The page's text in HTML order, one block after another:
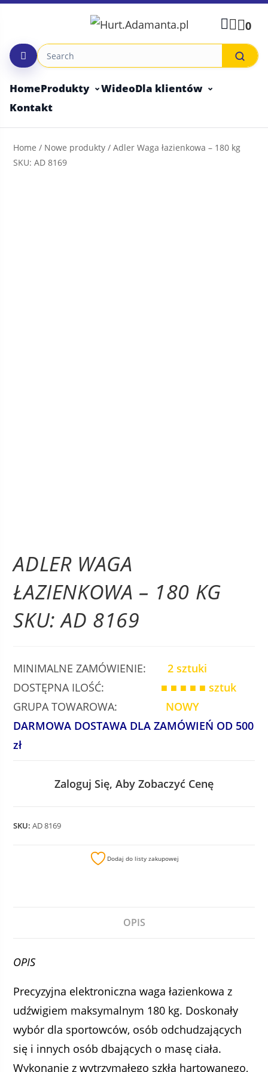
Skip
0
HomeProdukty WideoDla klientów
Kontakt
Home / Nowe produkty / Adler Waga łazienkowa – 180 kg
SKU: AD 8169
ADLER WAGA
ŁAZIENKOWA – 180 KG
SKU: AD 8169
MINIMALNE ZAMÓWIENIE:2 sztuki
DOSTĘPNA ILOŚĆ: ■ ■ ■ ■ ■ sztuk
GRUPA TOWAROWA: NOWY
DARMOWA DOSTAWA DLA ZAMÓWIEŃ OD 500
zł
Zaloguj Się, Aby Zobaczyć Cenę
SKU:AD 8169
Dodaj do listy zakupowej
OPIS
OPIS
Precyzyjna elektroniczna waga łazienkowa z
udźwigiem maksymalnym 180 kg. Doskonały
wybór dla sportowców, osób odchudzających
się i innych osób dbających o masę ciała.
Wykonanie z wytrzymałego szkła hartowanego,